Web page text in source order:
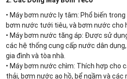
• Máy bơm nước ly tâm: Phổ biến
bơm nước tưới tiêu, và bơm nước cho
• Máy bơm nước tăng áp: Được sử
các hệ thống cung cấp nước dân
gia đình và tòa nhà.
• Máy bơm nước chìm: Thích hợp cho
thải, bơm nước ao hồ, bể ngầm và các